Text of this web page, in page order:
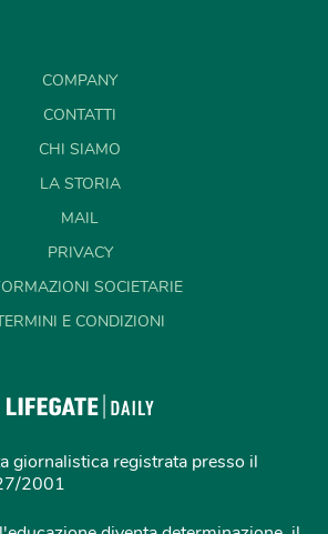
COMPANY
CONTATTI
CHI SIAMO
LA STORIA
MAIL
PRIVACY
SOCIETARIE
E CONDIZIONI
giornalistica registrata presso il
2001